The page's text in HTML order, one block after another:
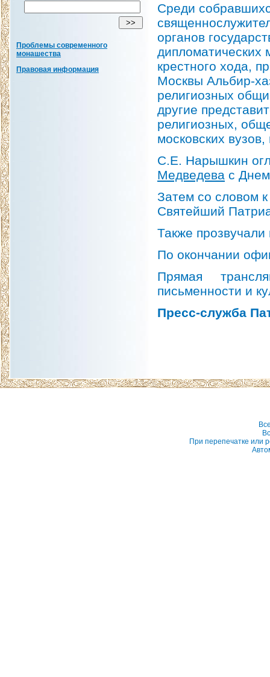
Проблемы современного
монашества
Правовая информация
Среди
органов
дипломатических
крестного хода,
Москвы Альбир-
религиозных
другие
религиозных,
московских
С.Е. Нарышкин
Медведева с
Затем со словом
Святейший
Также
По окончании
Прямая
письменности и
Пресс-служба
При перепечатке или